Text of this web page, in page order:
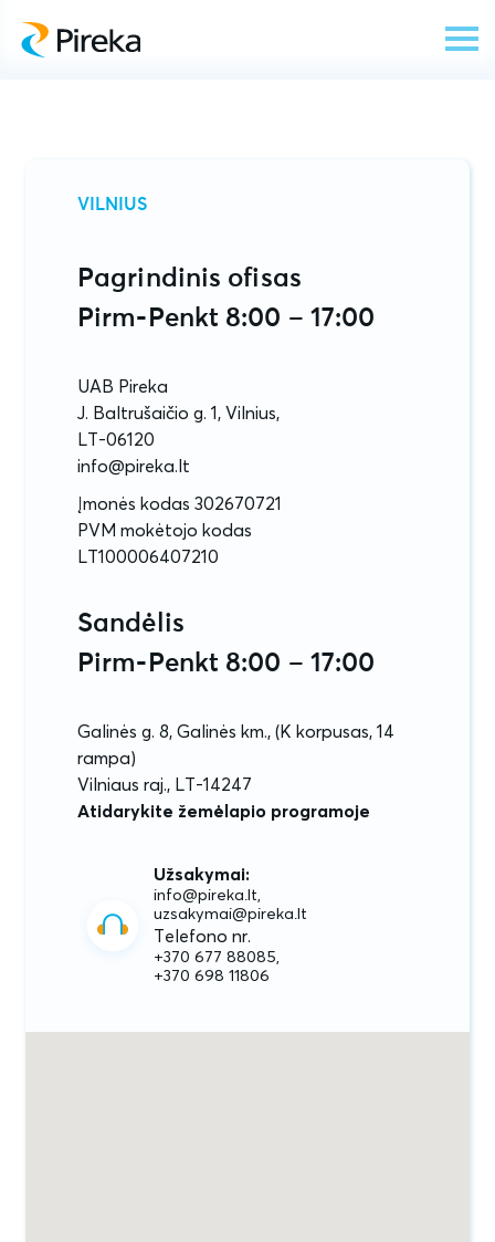
VILNIUS
Pagrindinis ofisas
Pirm-Penkt 8:00 – 17:00
UAB Pireka
J. Baltrušaičio g. 1, Vilnius,
LT-06120
info@pireka.lt
Įmonės kodas 302670721
PVM mokėtojo kodas
LT100006407210
Sandėlis
Pirm-Penkt 8:00 – 17:00
Galinės g. 8, Galinės km., (K korpusas, 14
rampa)
Vilniaus raj., LT-14247
Atidarykite žemėlapio programoje
Užsakymai:
info@pireka.lt,
uzsakymai@pireka.lt
Telefono nr.
+370 677 88085,
+370 698 11806